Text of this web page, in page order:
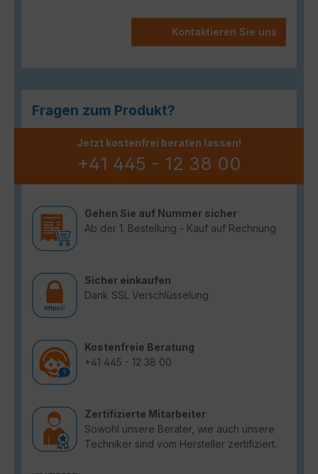
Kontaktieren Sie uns
Fragen zum Produkt?
Jetzt kostenfrei beraten lassen!
+41 445 - 12 38 00
Gehen Sie auf Nummer sicher
Ab der 1. Bestellung - Kauf auf Rechnung
Sicher einkaufen
Dank SSL Verschlüsselung
Kostenfreie Beratung
+41 445 - 12 38 00
Zertifizierte Mitarbeiter
Sowohl unsere Berater, wie auch unsere
Techniker sind vom Hersteller zertifiziert.